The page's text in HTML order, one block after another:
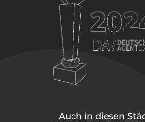
Auch in diesen